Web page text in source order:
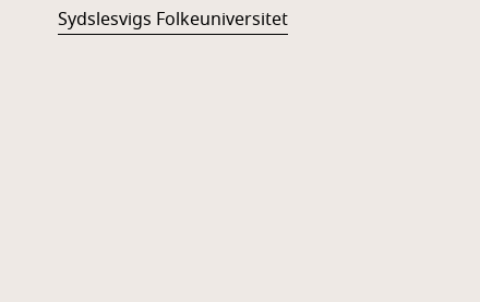
Sydslesvigs Folkeuniversitet